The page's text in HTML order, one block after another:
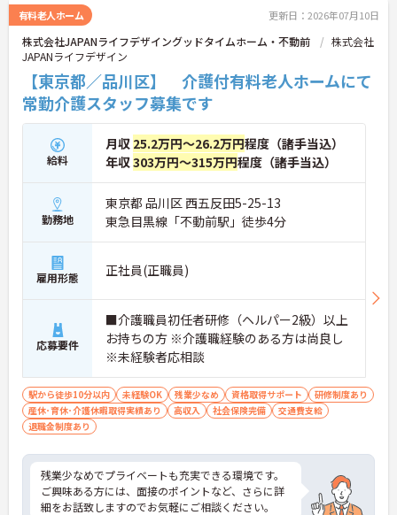
合えます。
＜頑張りがしっかり給与に反映される仕組み＞「社
員を大事にする」をモットーに、業界トップクラス
の給与水準を目指しています。賞与は年2回あり、資
格手当や土日出勤手当も充実。キャリアパスも明確
で、管理者へのステップアップなど、頑張りに応じ
て収入もやりがいもアップします。
有料老人ホーム 更新日：2026年07月10日
株式会社JAPANライフデザイングッドタイムホーム・不動前
株式会社
JAPANライフデザイン
【東京都／品川区】 介護付有料老人ホームにて
常勤介護スタッフ募集です
給料
月収 25.2万円～26.2万円程度（諸手当込）
年収303万円～315万円程度（諸手当込）
勤務地
東京都 品川区 西五反田5-25-13
東急目黒線「不動前駅」徒歩4分
雇用形態 正社員(正職員)
応募要件
■介護職員初任者研修（ヘルパー2級）以上
お持ちの方 ※介護職経験のある方は尚良し
※未経験者応相談
駅から徒歩10分以内 未経験OK 残業少なめ 資格取得サポート
研修制度あり
産休･育休･介護休暇取得実績あり
高収入 社会保険完備
交通費支給
退職金制度あり
残業少なめでプライベートも充実できる環境です。
ご興味ある方には、面接のポイントなど、さらに詳
細をお話致しますのでお気軽にご相談ください。